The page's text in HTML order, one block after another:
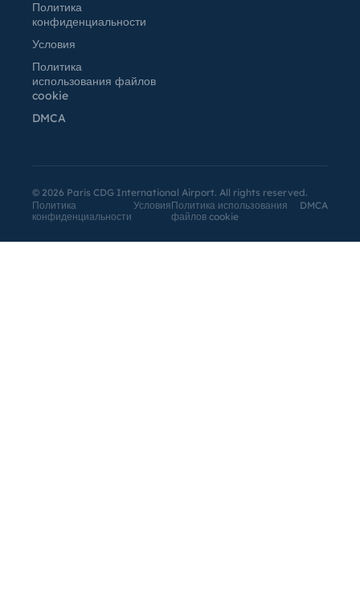
Политика
конфиденциальности
Условия
Политика
использования файлов
cookie
DMCA
© 2026 Paris CDG International Airport. All rights reserved.
Политика
конфиденциальности
УсловияПолитика использования
файлов cookie
DMCA